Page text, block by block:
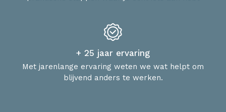
+ 25 jaar ervaring
Met jarenlange ervaring weten we wat helpt om
blijvend anders te werken.